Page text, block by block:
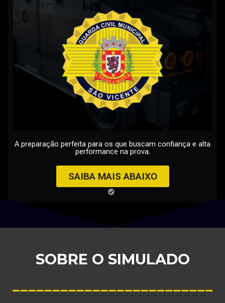
A preparação perfeita para os que buscam confiança e alta
performance na prova.
SAIBA MAIS ABAIXO
SOBRE O SIMULADO
_________________________